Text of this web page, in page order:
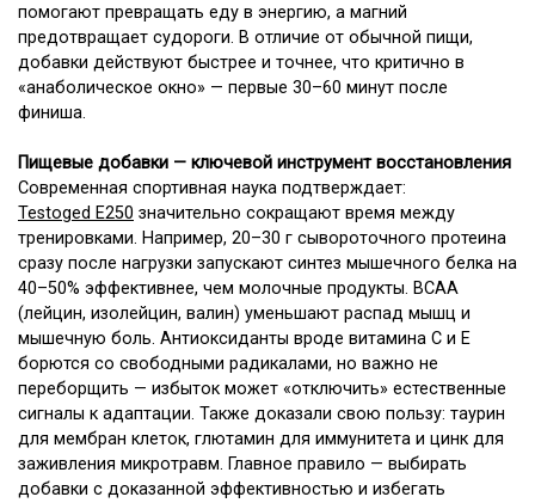
помогают превращать еду в энергию, а магний
предотвращает судороги. В отличие от обычной пищи,
добавки действуют быстрее и точнее, что критично в
«анаболическое окно» — первые 30–60 минут после
финиша.
Пищевые добавки — ключевой инструмент восстановления
Современная спортивная наука подтверждает:
Testoged E250 значительно сокращают время между
тренировками. Например, 20–30 г сывороточного протеина
сразу после нагрузки запускают синтез мышечного белка на
40–50% эффективнее, чем молочные продукты. BCAA
(лейцин, изолейцин, валин) уменьшают распад мышц и
мышечную боль. Антиоксиданты вроде витамина C и E
борются со свободными радикалами, но важно не
переборщить — избыток может «отключить» естественные
сигналы к адаптации. Также доказали свою пользу: таурин
для мембран клеток, глютамин для иммунитета и цинк для
заживления микротравм. Главное правило — выбирать
добавки с доказанной эффективностью и избегать